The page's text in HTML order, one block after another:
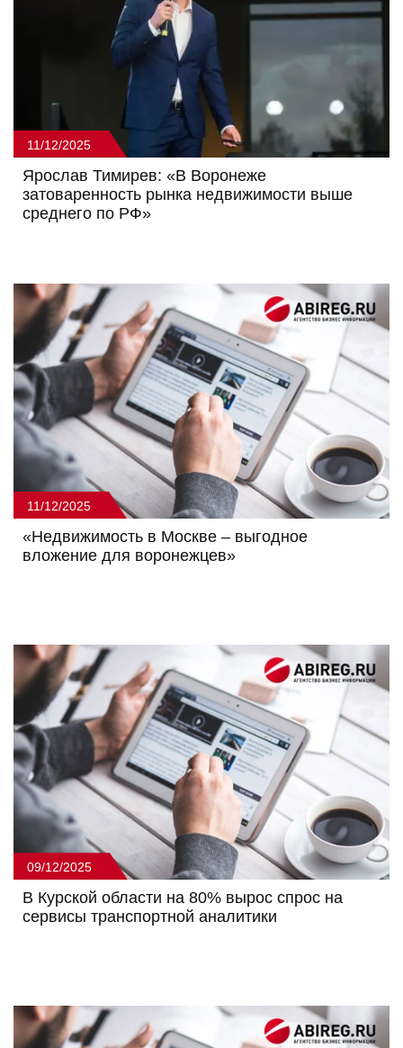
11/12/2025
Ярослав Тимирев: «В Воронеже
затоваренность рынка недвижимости выше
среднего по РФ»
11/12/2025
«Недвижимость в Москве – выгодное
вложение для воронежцев»
09/12/2025
В Курской области на 80% вырос спрос на
сервисы транспортной аналитики